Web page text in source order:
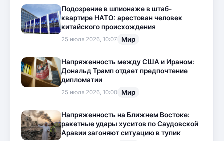
Подозрение в шпионаже в штаб-
квартире НАТО: арестован человек
китайского происхождения
25 июля 2026, 10:07 Мир
Напряженность между США и Ираном:
Дональд Трамп отдает предпочтение
дипломатии
25 июля 2026, 10:00 Мир
Напряженность на Ближнем Востоке:
ракетные удары хуситов по Саудовской
Аравии загоняют ситуацию в тупик